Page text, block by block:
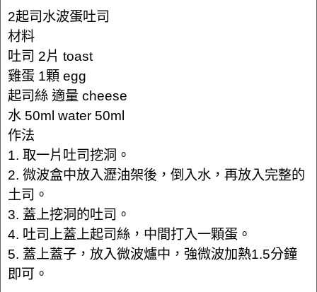
2起司水波蛋吐司
材料
吐司 2片 toast
雞蛋 1顆 egg
起司絲 適量 cheese
水 50ml water 50ml
作法
1. 取一片吐司挖洞。
2. 微波盒中放入瀝油架後，倒入水，再放入完整的
土司。
3. 蓋上挖洞的吐司。
4. 吐司上蓋上起司絲，中間打入一顆蛋。
5. 蓋上蓋子，放入微波爐中，強微波加熱1.5分鐘
即可。